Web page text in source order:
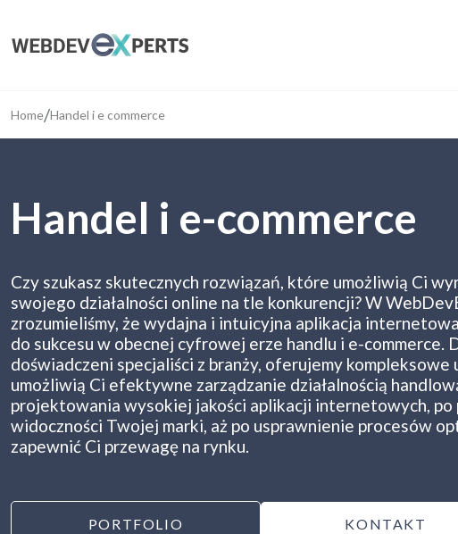
Home/Handel i e commerce
Handel i e-commerce
Czy szukasz skutecznych rozwiązań, które umożliwią Ci
swojego działalności online na tle konkurencji? W
zrozumieliśmy, że wydajna i intuicyjna aplikacja
do sukcesu w obecnej cyfrowej erze handlu i e-commerce.
doświadczeni specjaliści z branży, oferujemy kompleksowe
umożliwią Ci efektywne zarządzanie działalnością
projektowania wysokiej jakości aplikacji internetowych, po
widoczności Twojej marki, aż po usprawnienie procesów
zapewnić Ci przewagę na rynku.
PORTFOLIO KONTAKT